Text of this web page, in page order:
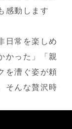
感動します
日常を楽しめ
かった」「親
を漕ぐ姿が頼
そんな贅沢時